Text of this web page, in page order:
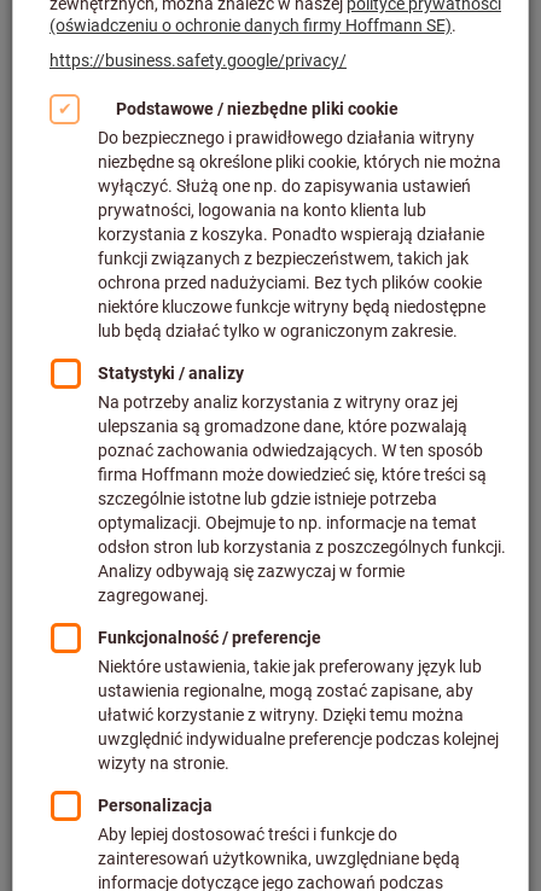
Dostarczalny
39 wariantów
1 657,18 PLN
plus podatek VAT w obowiązującej
wysokościCeny plus koszty dostawy
Do wariantów
Element podstawowy HiPer Drill
Nr art.: 231610
Dostarczalny
41 wariantów
1 404,71 PLN
plus podatek VAT w obowiązującej
Do wariantów
Wiertła z płytkami skrawającymi,
Nr art.: 232310
Dostarczalny